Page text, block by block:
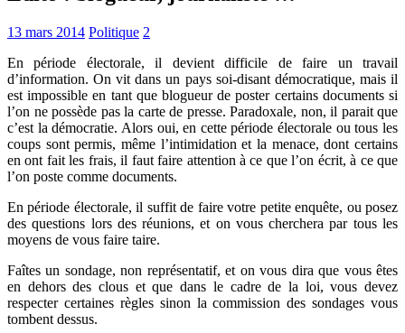
13 mars 2014 Politique 2
En période électorale, il devient difficile de faire un travail
d’information. On vit dans un pays soi-disant démocratique, mais il
est impossible en tant que blogueur de poster certains documents si
l’on ne possède pas la carte de presse. Paradoxale, non, il parait que
c’est la démocratie. Alors oui, en cette période électorale ou tous les
coups sont permis, même l’intimidation et la menace, dont certains
en ont fait les frais, il faut faire attention à ce que l’on écrit, à ce que
l’on poste comme documents.
En période électorale, il suffit de faire votre petite enquête, ou posez
des questions lors des réunions, et on vous cherchera par tous les
moyens de vous faire taire.
Faîtes un sondage, non représentatif, et on vous dira que vous êtes
en dehors des clous et que dans le cadre de la loi, vous devez
respecter certaines règles sinon la commission des sondages vous
tombent dessus.